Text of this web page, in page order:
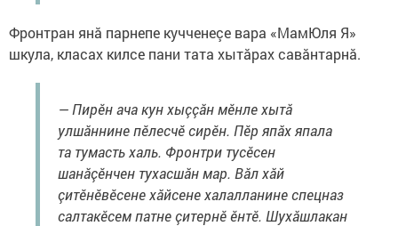
Фронтран янă парнепе кучченеçе вара «МамЮля Я»
шкула, класах килсе пани тата хытăрах савăнтарнă.
— Пирӗн ача кун хыççăн мӗнле хытă
улшăннине пӗлесчӗ сирӗн. Пӗр япăх япала
та тумасть халь. Фронтри тусӗсен
шанăçӗнчен тухасшăн мар. Вăл хăй
çитӗнӗвӗсене хăйсене халалланине спецназ
салтакӗсем патне çитернӗ ӗнтӗ. Шухăшлакан